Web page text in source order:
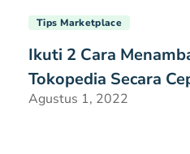
Tips Marketplace
Ikuti 2 Cara
Tokopedia Secara
Agustus 1, 2022